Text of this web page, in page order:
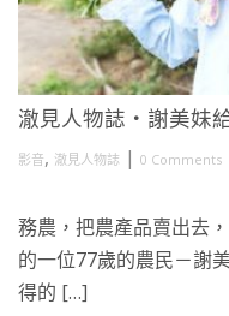
澈見人物誌・謝美妹
影音, 澈見人物誌 | 0 Comments
務農，把農產品賣出去
的一位77歲的農民－謝
得的 […]